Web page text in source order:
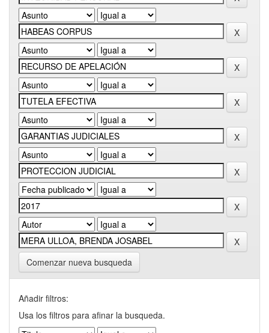
Comenzar nueva busqueda
Añadir filtros:
Usa los filtros para afinar la busqueda.